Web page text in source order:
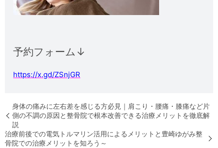
予約フォーム↓
https://x.gd/ZSnjGR
身体の痛みに左右差を感じる方必見｜肩こり・腰痛・膝痛など片
側の不調の原因と整骨院で根本改善できる治療メリットを徹底解
説
治療前後での電気トルマリン活用によるメリットと豊崎ゆがみ整
骨院での治療メリットを知ろう～